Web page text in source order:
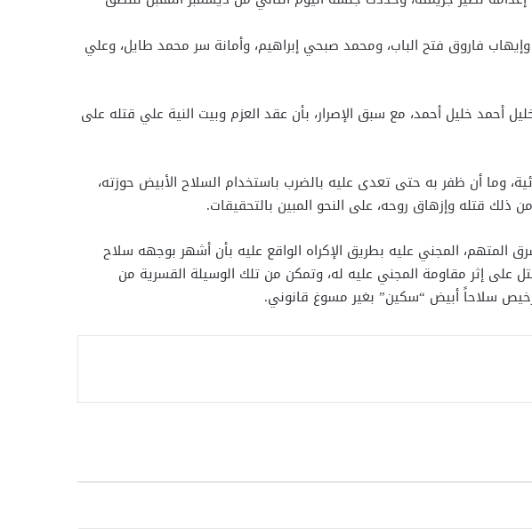
فاروق فتح الباب، ومحمد صبحي إبراهيم، وأمانة سر محمد طايل، وعلي
عامل خردة، قتل عمدا المجني عليه خليل أحمد خليل أحمد، مع سبق الإصرار، بأن عقد العزم وبيت النية علي قتله على
وما أن ظفر به حتى تعدى عليه بالضرب باستخدام السلاح الأبيض حوزته،
ذلك قتله وإزهاق روحه، على النحو المبين بالتحقيقات.
المتهم، المجني عليه بطريق الإكراه الواقع عليه بأن أشهر بوجهه سلاح
على إثر مقاومة المجني عليه له، وتمكن من تلك الوسيلة القسرية من
ترخيص سلاحاً أبيض “سكين” بغير مسوغ قانوني.